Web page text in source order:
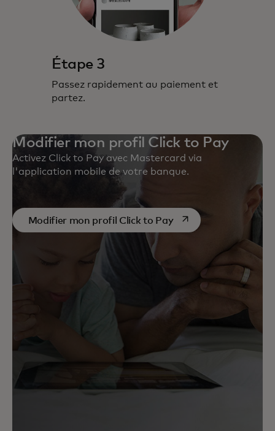
Étape 3
Passez rapidement au paiement et
partez.
Modifier mon profil Click to Pay
Activez Click to Pay avec Mastercard via
l'application mobile de votre banque.
Modifier mon profil Click to Pays’ouvre dans un